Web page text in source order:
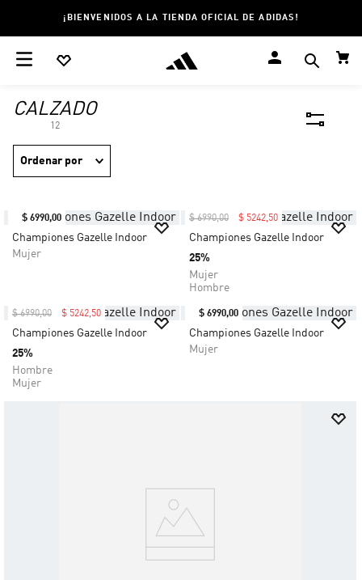
¡BIENVENIDOS A LA TIENDA OFICIAL DE ADIDAS!
CALZADO
12
Ordenar por
$ 6990,00
Championes Gazelle Indoor
Mujer
$ 6990,00 $ 5242,50
Championes Gazelle Indoor
25%
Mujer
Hombre
$ 6990,00 $ 5242,50
Championes Gazelle Indoor
25%
Hombre
Mujer
$ 6990,00
Championes Gazelle Indoor
Mujer